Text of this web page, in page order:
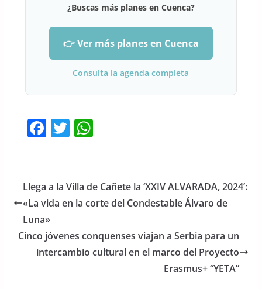
¿Buscas más planes en Cuenca?
👉 Ver más planes en Cuenca
Consulta la agenda completa
F
e
b
o
o
k
T
er
W
s
A
p
Llega a la Villa de Cañete la ‘XXIV ALVARADA, 2024’:
«La vida en la corte del Condestable Álvaro de
Luna»
Cinco jóvenes conquenses viajan a Serbia para un
intercambio cultural en el marco del Proyecto
Erasmus+ “YETA”